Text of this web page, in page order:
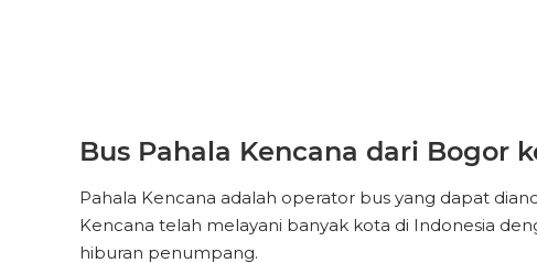
Bus Pahala Kencana dari Bogor
Pahala Kencana adalah operator bus yang dapat
Kencana telah melayani banyak kota di Indonesia
hiburan penumpang.